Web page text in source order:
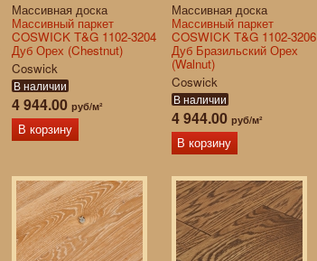
Массивная доска
Массивный паркет
COSWICK T&G 1102-3204
Дуб Орех (Chestnut)
Coswick
В наличии
4 944.00руб/м²
В корзину
Массивная доска
Массивный паркет
COSWICK T&G 1102-3206
Дуб Бразильский Орех
(Walnut)
Coswick
В наличии
4 944.00 руб/м²
В корзину